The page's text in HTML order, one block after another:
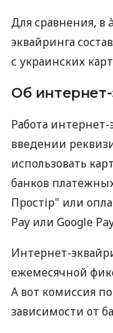
Для сравнения, в
эквайринга
с украинских
Об
Работа интернет-
введении
использовать
банков
Простір" или
Pay или Google
Интернет-
ежемесячной
А вот комиссия
зависимости от